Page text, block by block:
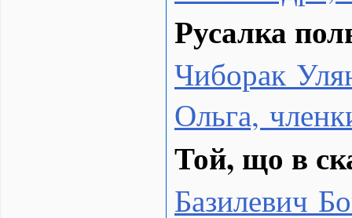
Русалка
Чиборак
Ольга,
Той, що в
Базилевич